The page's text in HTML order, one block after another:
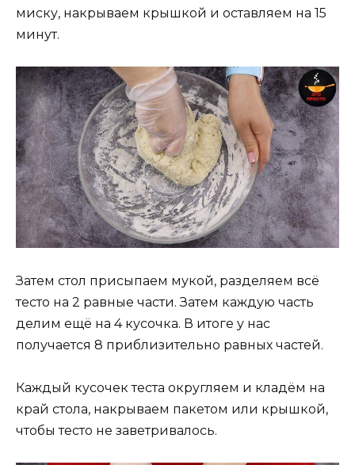
миску, накрываем крышкой и оставляем на 15
минут.
Затем стол присыпаем мукой, разделяем всё
тесто на 2 равные части. Затем каждую часть
делим ещё на 4 кусочка. В итоге у нас
получается 8 приблизительно равных частей.
Каждый кусочек теста округляем и кладём на
край стола, накрываем пакетом или крышкой,
чтобы тесто не заветривалось.